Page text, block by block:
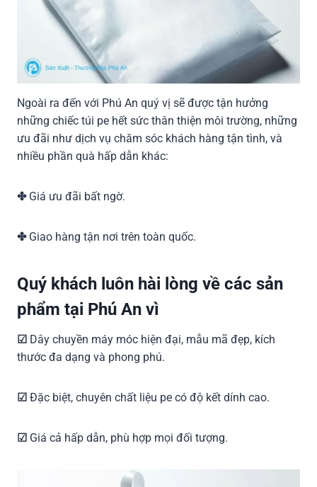
Ngoài ra đến với Phú An quý vị sẽ được tận hưởng
những chiếc túi pe hết sức thân thiện môi trường, những
ưu đãi như dịch vụ chăm sóc khách hàng tận tình, và
nhiều phần quà hấp dẫn khác:
✤Giá ưu đãi bất ngờ.
✤Giao hàng tận nơi trên toàn quốc.
Quý khách luôn hài lòng về các sản
phẩm tại Phú An vì
☑ Dây chuyền máy móc hiện đại, mẫu mã đẹp, kích
thước đa dạng và phong phú.
☑ Đặc biệt, chuyên chất liệu pe có độ kết dính cao.
☑ Giá cả hấp dẫn, phù hợp mọi đối tượng.